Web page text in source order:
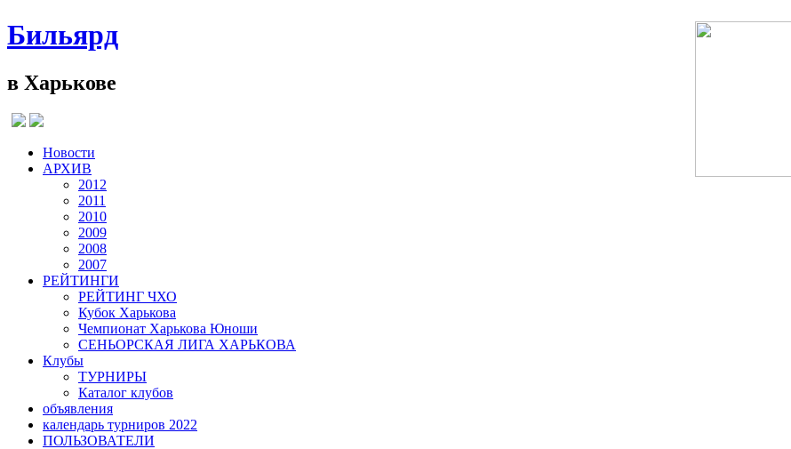
Бильярд
в Харькове
Новости
АРХИВ
2012
2011
2010
2009
2008
2007
РЕЙТИНГИ
РЕЙТИНГ ЧХО
Кубок Харькова
Чемпионат Харькова Юноши
СЕНЬОРСКАЯ ЛИГА ХАРЬКОВА
Клубы
ТУРНИРЫ
Каталог клубов
объявления
календарь турниров 2022
ПОЛЬЗОВАТЕЛИ